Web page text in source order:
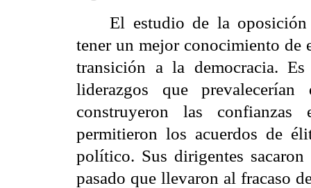
El estudio de la oposición
tener un mejor conocimiento de
transición a la democracia.
liderazgos que
construyeron las
permitieron los acuerdos de
político. Sus dirigentes
pasado que llevaron al fracaso